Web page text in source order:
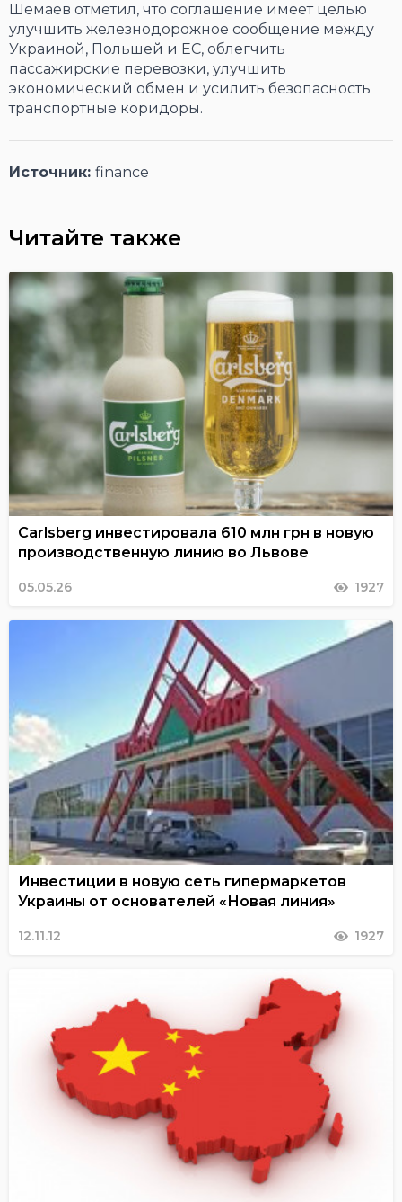
Шемаев отметил, что соглашение имеет целью
улучшить железнодорожное сообщение между
Украиной, Польшей и ЕС, облегчить
пассажирские перевозки, улучшить
экономический обмен и усилить безопасность
транспортные коридоры.
Источник: finance
Читайте также
Carlsberg инвестировала 610 млн грн в новую
производственную линию во Львове
05.05.26 1927
Инвестиции в новую сеть гипермаркетов
Украины от основателей «Новая линия»
12.11.12 1927